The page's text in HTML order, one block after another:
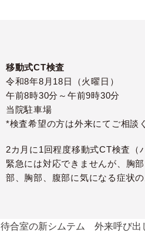
移動式CT検査
令和8年8月18日（火曜日）
午前8時30分～午前9時30分
当院駐車場
*検査希望の方は外来にてご相談
2カ月に1回程度移動式CT検査（
緊急には対応できませんが、胸
部、胸部、腹部に気になる症状
待合室の新シムテム 外来呼び出